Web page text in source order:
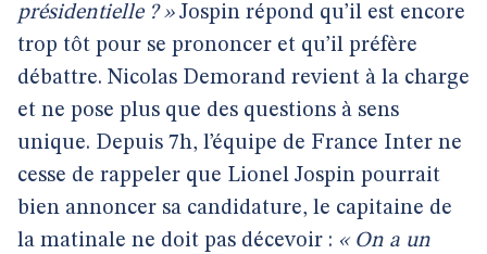
présidentielle ? »Jospin répond qu’il est encore
trop tôt pour se prononcer et qu’il préfère
débattre. Nicolas Demorand revient à la charge
et ne pose plus que des questions à sens
unique. Depuis 7h, l’équipe de France Inter ne
cesse de rappeler que Lionel Jospin pourrait
bien annoncer sa candidature, le capitaine de
la matinale ne doit pas décevoir : « On a un